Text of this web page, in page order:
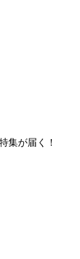
集が届く！